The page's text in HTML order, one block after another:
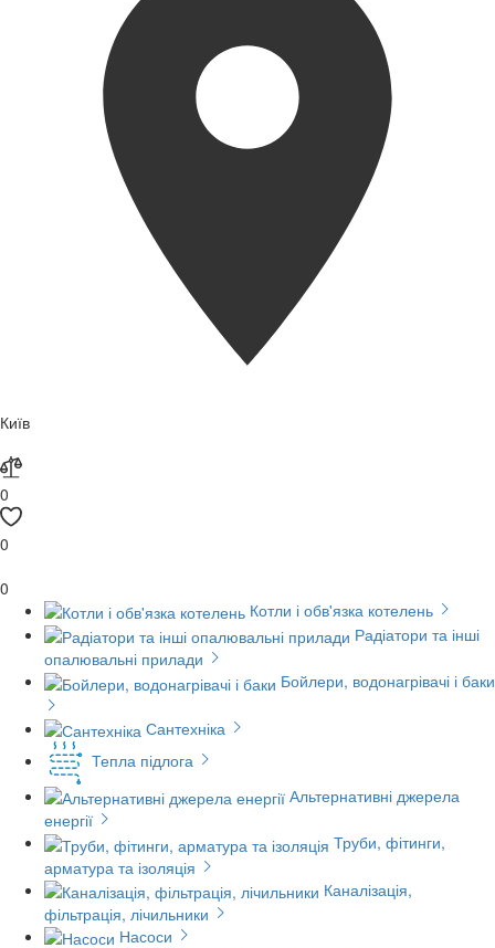
Київ
0
0
0
Котли і обв'язка котелень
Радіатори та інші
опалювальні прилади
Бойлери, водонагрівачі і баки
Сантехніка
Тепла підлога
Альтернативні джерела
енергії
Труби, фітинги,
арматура та ізоляція
Каналізація,
фільтрація, лічильники
Насоси